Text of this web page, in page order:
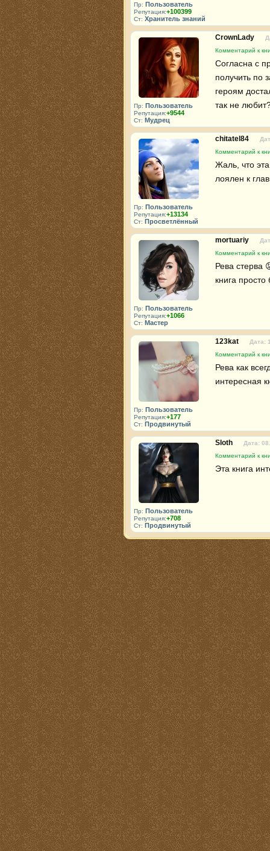
Пр: Пользователь
Репутация:+100399
Ст: Хранитель знаний
Пр: Пользователь
Репутация:+9544
Ст: Мудрец
CrownLady
Комментарий к
Согласна с
получить по
героям
так не
Пр: Пользователь
Репутация:+13134
Ст: Просветлённый
chitatel84
Комментарий к
Жаль, что
лоялен к
Пр: Пользователь
Репутация:+1066
Ст: Мастер
mortuariy
Комментарий к
Рева стерва
книга
Пр: Пользователь
Репутация:+177
Ст: Продвинутый
123kat
Дата:
Комментарий к
Рева как
интересная
Пр: Пользователь
Репутация:+708
Ст: Продвинутый
Sloth
Дата:
Комментарий к
Эта книга